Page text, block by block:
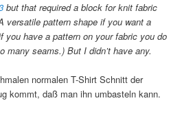
but that required a block for knit fabric
versatile pattern shape if you want a
you have a pattern on your fabric you do
many seams.) But I didn’t have any.
normalen T-Shirt Schnitt der
kommt, daß man ihn umbasteln kann.